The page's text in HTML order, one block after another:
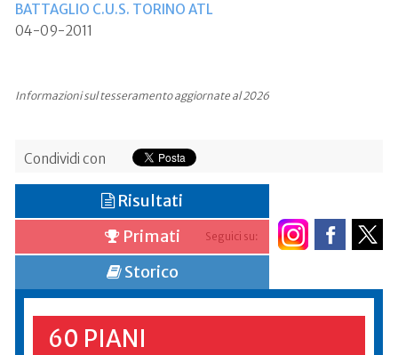
BATTAGLIO C.U.S. TORINO ATL
04-09-2011
Informazioni sul tesseramento aggiornate al 2026
Condividi con
Seguici su:
Risultati
Primati
Storico
60 PIANI